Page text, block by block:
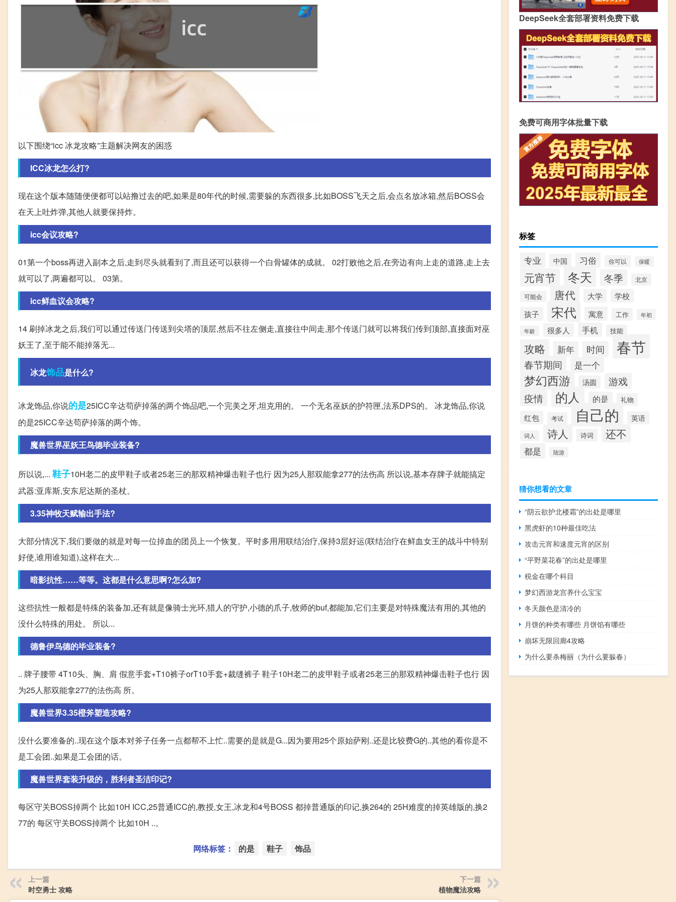
以下围绕“icc 冰龙攻略”主题解决网友的困惑
ICC冰龙怎么打?
现在这个版本随随便便都可以站撸过去的吧,如果是80年代的时候,需要躲的东西很多,比如BOSS飞天之后,会点名放冰箱,然后BOSS会
在天上吐炸弹,其他人就要保持炸。
icc会议攻略?
01第一个boss再进入副本之后,走到尽头就看到了,而且还可以获得一个白骨罐体的成就。 02打败他之后,在旁边有向上走的道路,走上去
就可以了,两遍都可以。 03第。
icc鲜血议会攻略?
14 刷掉冰龙之后,我们可以通过传送门传送到尖塔的顶层,然后不往左侧走,直接往中间走,那个传送门就可以将我们传到顶部,直接面对巫
妖王了,至于能不能掉落无...
冰龙饰品是什么?
冰龙饰品,你说的是25ICC辛达苟萨掉落的两个饰品吧,一个完美之牙,坦克用的。 一个无名巫妖的护符匣,法系DPS的。 冰龙饰品,你说
的是25ICC辛达苟萨掉落的两个饰。
魔兽世界巫妖王鸟德毕业装备?
所以说,... 鞋子10H老二的皮甲鞋子或者25老三的那双精神爆击鞋子也行 因为25人那双能拿277的法伤高 所以说,基本存牌子就能搞定
武器:亚库斯,安东尼达斯的圣杖。
3.35神牧天赋输出手法?
大部分情况下,我们要做的就是对每一位掉血的团员上一个恢复。平时多用用联结治疗,保持3层好运(联结治疗在鲜血女王的战斗中特别
好使,谁用谁知道),这样在大...
暗影抗性……等等。这都是什么意思啊?怎么加?
这些抗性一般都是特殊的装备加,还有就是像骑士光环,猎人的守护,小德的爪子,牧师的buf,都能加,它们主要是对特殊魔法有用的,其他的
没什么特殊的用处。 所以...
德鲁伊鸟德的毕业装备?
.. 牌子腰带 4T10头、胸、肩 假意手套+T10裤子orT10手套+裁缝裤子 鞋子10H老二的皮甲鞋子或者25老三的那双精神爆击鞋子也行 因
为25人那双能拿277的法伤高 所。
魔兽世界3.35橙斧塑造攻略?
没什么要准备的..现在这个版本对斧子任务一点都帮不上忙..需要的是就是G...因为要用25个原始萨刚..还是比较费G的..其他的看你是不
是工会团..如果是工会团的话。
魔兽世界套装升级的，胜利者圣洁印记?
每区守关BOSS掉两个 比如10H ICC,25普通ICC的,教授,女王,冰龙和4号BOSS 都掉普通版的印记,换264的 25H难度的掉英雄版的,换2
77的 每区守关BOSS掉两个 比如10H ..。
网络标签： 的是 鞋子 饰品
上一篇
时空勇士 攻略
下一篇
植物魔法攻略
DeepSeek全套部署资料免费下载
免费可商用字体批量下载
标签
专业 中国 习俗 你可以 保暖
元宵节 冬天 冬季 北京
可能会 唐代 大学
学校
孩子
宋代 寓意 工作 年初
年龄 很多人 手机 技能
攻略 新年 时间 春节
春节期间 是一个
梦幻西游 汤圆 游戏
疫情 的人 的是 礼物
红包 考试 自己的 英语
词人 诗人 诗词 还不
都是 陆游
猜你想看的文章
“阴云欲护北楼霜”的出处是哪里
黑虎虾的10种最佳吃法
攻击元宵和速度元宵的区别
“平野菜花春”的出处是哪里
税金在哪个科目
梦幻西游龙宫养什么宝宝
冬天颜色是清冷的
月饼的种类有哪些 月饼馅有哪些
崩坏无限回廊4攻略
为什么要杀梅丽（为什么要躲春）